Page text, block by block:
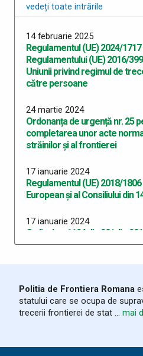
vedeți toate intrările
14 februarie 2025
Regulamentul (UE) 2024/
Regulamentului (UE) 2016/
Uniunii privind regimul de
către persoane
24 martie 2024
Ordonanța de urgență nr. 25
completarea unor acte
străinilor și al frontierei
17 ianuarie 2024
Regulamentul (UE) 2018/
European și al Consiliului din
17 ianuarie 2024
Ordinul nr. 1124 din 20 iulie
documentelor de trecere a
08 ianuarie 2024
Decizia (UE) 2024/210 a
decembrie 2023 privind
dispozițiilor acquis-ului
Politia de Frontiera Romana
statului care se ocupa de
trecerii frontierei de stat ... mai